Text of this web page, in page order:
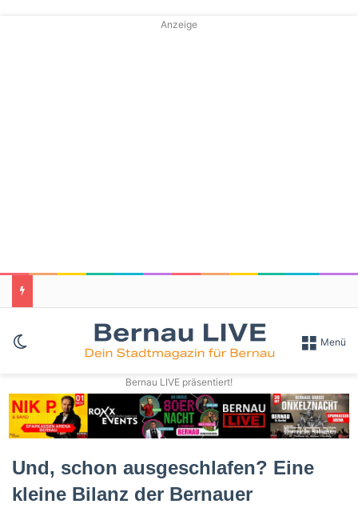
Anzeige
Skin umschalten Menü
Bernau LIVE präsentiert!
Und, schon ausgeschlafen? Eine
kleine Bilanz der Bernauer